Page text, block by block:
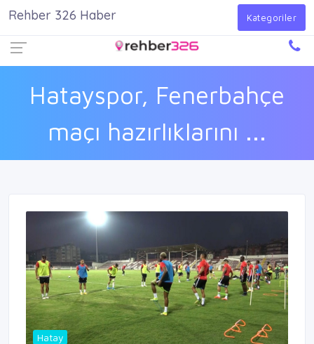
Giriş Yap
Hatayspor, Fenerbahçe
maçı hazırlıklarını ...
Rehber 326 Haber Kategoriler
Hatay